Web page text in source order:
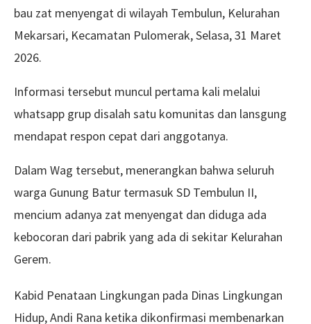
bau zat menyengat di wilayah Tembulun, Kelurahan
Mekarsari, Kecamatan Pulomerak, Selasa, 31 Maret
2026.
Informasi tersebut muncul pertama kali melalui
whatsapp grup disalah satu komunitas dan lansgung
mendapat respon cepat dari anggotanya.
Dalam Wag tersebut, menerangkan bahwa seluruh
warga Gunung Batur termasuk SD Tembulun II,
mencium adanya zat menyengat dan diduga ada
kebocoran dari pabrik yang ada di sekitar Kelurahan
Gerem.
Kabid Penataan Lingkungan pada Dinas Lingkungan
Hidup, Andi Rana ketika dikonfirmasi membenarkan